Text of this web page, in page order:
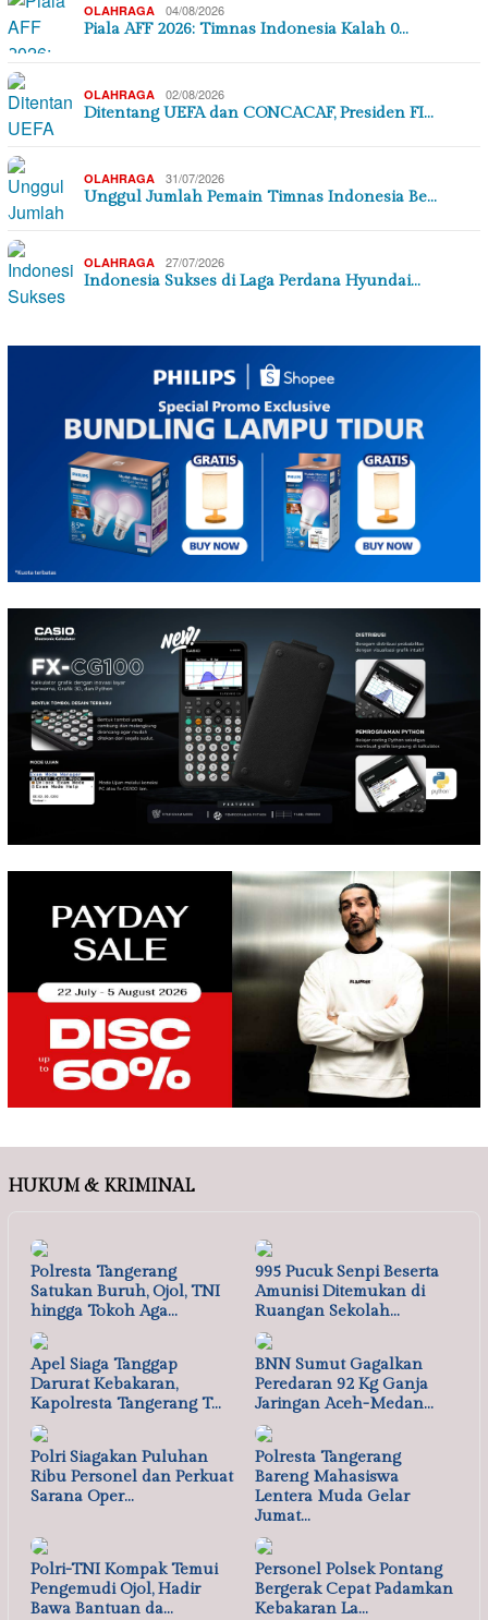
OLAHRAGA 04/08/2026
Piala AFF 2026: Timnas Indonesia Kalah 0…
OLAHRAGA 02/08/2026
Ditentang UEFA dan CONCACAF, Presiden FI…
OLAHRAGA 31/07/2026
Unggul Jumlah Pemain Timnas Indonesia Be…
OLAHRAGA 27/07/2026
Indonesia Sukses di Laga Perdana Hyundai…
HUKUM & KRIMINAL
Polresta Tangerang
Satukan Buruh, Ojol, TNI
hingga Tokoh Aga…
995 Pucuk Senpi Beserta
Amunisi Ditemukan di
Ruangan Sekolah…
Apel Siaga Tanggap
Darurat Kebakaran,
Kapolresta Tangerang T…
BNN Sumut Gagalkan
Peredaran 92 Kg Ganja
Jaringan Aceh-Medan…
Polri Siagakan Puluhan
Ribu Personel dan Perkuat
Sarana Oper…
Polresta Tangerang
Bareng Mahasiswa
Lentera Muda Gelar
Jumat…
Polri-TNI Kompak Temui
Pengemudi Ojol, Hadir
Bawa Bantuan da…
Personel Polsek Pontang
Bergerak Cepat Padamkan
Kebakaran La…